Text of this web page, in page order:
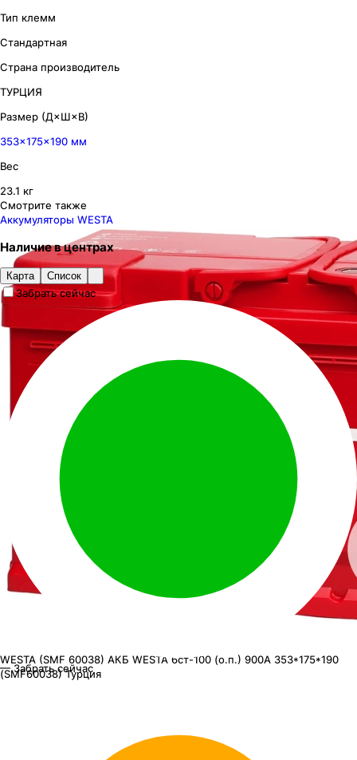
Тип клемм
Стандартная
Страна производитель
ТУРЦИЯ
Размер (Д×Ш×В)
353×175×190 мм
Вес
23.1 кг
Смотрите также
Аккумуляторы WESTA
WESTA (SMF 60038) АКБ WESTA 6ст-100 (о.п.) 900А 353*175*190
(SMF60038) Турция
Наличиевцентрах
Карта Список
Забрать сейчас
— Забрать сейчас